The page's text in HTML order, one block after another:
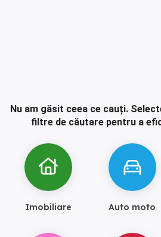
Nu am găsit ceea ce cauți.
filtre de căutare pentru a
Imobiliare Auto moto